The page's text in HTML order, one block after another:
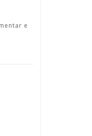
e